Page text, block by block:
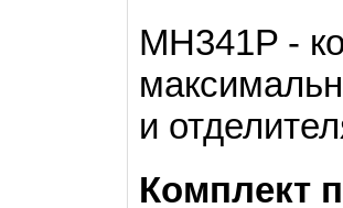
MH341P -
и
Комплект